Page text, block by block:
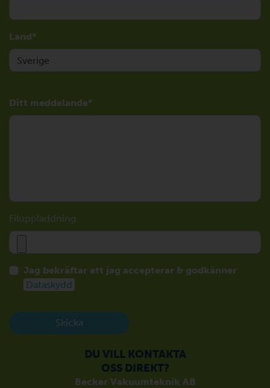
Land
Ditt meddelande
Filuppladdning
Jag bekräftar att jag accepterar & godkänner
Dataskydd
Skicka
DU VILL KONTAKTA
OSS DIREKT?
Becker Vakuumteknik AB